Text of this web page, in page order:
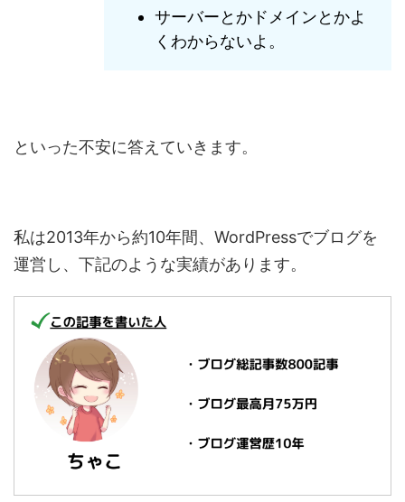
サーバーとかドメインとかよ
くわからないよ。
といった不安に答えていきます。
私は2013年から約10年間、WordPressでブログを
運営し、下記のような実績があります。